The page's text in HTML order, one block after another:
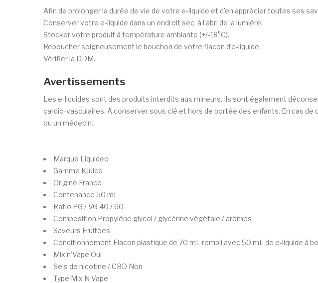
Afin de prolonger la durée de vie de votre e-liquide et d’en apprécier toutes ses
Conserver votre e-liquide dans un endroit sec, à l’abri de la lumière.
Stocker votre produit à température ambiante (+/-18°C).
Reboucher soigneusement le bouchon de votre flacon d’e-liquide.
Vérifier la DDM.
Avertissements
Les e-liquides sont des produits interdits aux mineurs. Ils sont également
cardio-vasculaires. À conserver sous clé et hors de portée des enfants. En cas
ou un médecin.
Marque Liquideo
Gamme KJuice
Origine France
Contenance 50 mL
Ratio PG / VG 40 / 60
Composition Propylène glycol / glycérine végétale / arômes
Saveurs Fruitées
Conditionnement Flacon plastique de 70 mL rempli avec 50 mL de e-liquide à
Mix'n'Vape Oui
Sels de nicotine / CBD Non
Type Mix N Vape